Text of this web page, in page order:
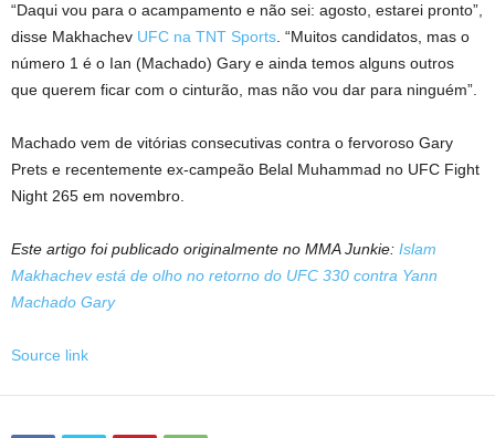
“Daqui vou para o acampamento e não sei: agosto, estarei pronto”,
disse Makhachev UFC na TNT Sports . “Muitos candidatos, mas o
número 1 é o Ian (Machado) Gary e ainda temos alguns outros
que querem ficar com o cinturão, mas não vou dar para ninguém”.
Machado vem de vitórias consecutivas contra o fervoroso Gary
Prets e recentemente ex-campeão Belal Muhammad no UFC Fight
Night 265 em novembro.
Este artigo foi publicado originalmente no MMA Junkie: Islam
Makhachev está de olho no retorno do UFC 330 contra Yann
Machado Gary
Source link